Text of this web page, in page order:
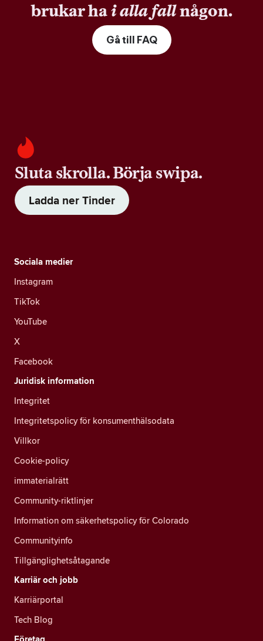
brukar hai alla fallnågon.
Gå till FAQ
Sluta skrolla. Börja swipa.
Ladda ner Tinder
Sociala medier
Instagram
TikTok
YouTube
X
Facebook
Juridisk information
Integritet
Integritetspolicy för konsumenthälsodata
Villkor
Cookie-policy
immaterialrätt
Community-riktlinjer
Information om säkerhetspolicy för Colorado
Communityinfo
Tillgänglighetsåtagande
Karriär och jobb
Karriärportal
Tech Blog